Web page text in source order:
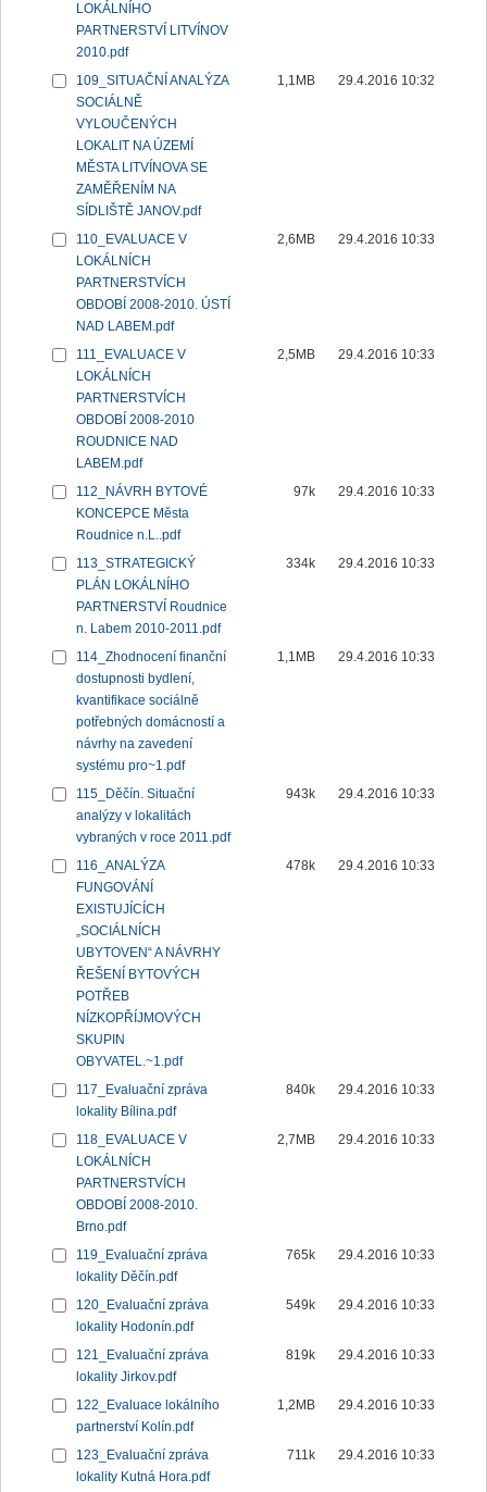
LOKÁLNÍHO
PARTNERSTVÍ LITVÍNOV
2010.pdf
109_SITUAČNÍ ANALÝZA
SOCIÁLNĚ
VYLOUČENÝCH
LOKALIT NA ÚZEMÍ
MĚSTA LITVÍNOVA SE
ZAMĚŘENÍM NA
SÍDLIŠTĚ JANOV.pdf
1,1MB 29.4.2016 10:32
110_EVALUACE V
LOKÁLNÍCH
PARTNERSTVÍCH
OBDOBÍ 2008-2010. ÚSTÍ
NAD LABEM.pdf
2,6MB 29.4.2016 10:33
111_EVALUACE V
LOKÁLNÍCH
PARTNERSTVÍCH
OBDOBÍ 2008-2010
ROUDNICE NAD
LABEM.pdf
2,5MB 29.4.2016 10:33
112_NÁVRH BYTOVÉ
KONCEPCE Města
Roudnice n.L..pdf
97k 29.4.2016 10:33
113_STRATEGICKÝ
PLÁN LOKÁLNÍHO
PARTNERSTVÍ Roudnice
n. Labem 2010-2011.pdf
334k 29.4.2016 10:33
114_Zhodnocení finanční
dostupnosti bydlení,
kvantifikace sociálně
potřebných domácností a
návrhy na zavedení
systému pro~1.pdf
1,1MB 29.4.2016 10:33
115_Děčín. Situační
analýzy v lokalitách
vybraných v roce 2011.pdf
943k 29.4.2016 10:33
116_ANALÝZA
FUNGOVÁNÍ
EXISTUJÍCÍCH
„SOCIÁLNÍCH
UBYTOVEN“ A NÁVRHY
ŘEŠENÍ BYTOVÝCH
POTŘEB
NÍZKOPŘÍJMOVÝCH
SKUPIN
OBYVATEL.~1.pdf
478k 29.4.2016 10:33
117_Evaluační zpráva
lokality Bílina.pdf
840k 29.4.2016 10:33
118_EVALUACE V
LOKÁLNÍCH
PARTNERSTVÍCH
OBDOBÍ 2008-2010.
Brno.pdf
2,7MB 29.4.2016 10:33
119_Evaluační zpráva
lokality Děčín.pdf
765k 29.4.2016 10:33
120_Evaluační zpráva
lokality Hodonín.pdf
549k 29.4.2016 10:33
121_Evaluační zpráva
lokality Jirkov.pdf
819k 29.4.2016 10:33
122_Evaluace lokálního
partnerství Kolín.pdf
1,2MB 29.4.2016 10:33
123_Evaluační zpráva
lokality Kutná Hora.pdf
711k 29.4.2016 10:33